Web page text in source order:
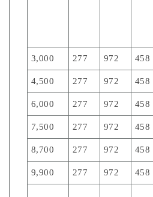
3,000 277 972 458
4,500 277 972 458
6,000 277 972 458
7,500 277 972 458
8,700 277 972 458
9,900 277 972 458